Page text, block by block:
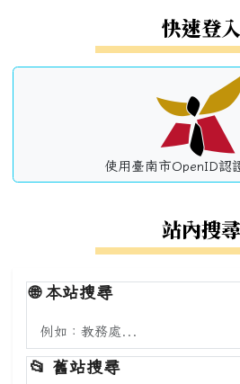
快速登入
使用臺南市OpenID認
站內搜尋
🌐本站搜尋
搜尋本站內容
📂 舊站搜尋